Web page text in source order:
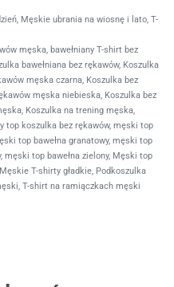
, Męskie ubrania na wiosnę i lato, T-
męska, bawełniany T-shirt bez
bawełniana bez rękawów, Koszulka
męska czarna, Koszulka bez
męska niebieska, Koszulka bez
, Koszulka na trening męska,
top koszulka bez rękawów, męski top
top bawełna granatowy, męski top
, męski top bawełna zielony, Męski top
Męskie T-shirty gładkie, Podkoszulka
, T-shirt na ramiączkach męski